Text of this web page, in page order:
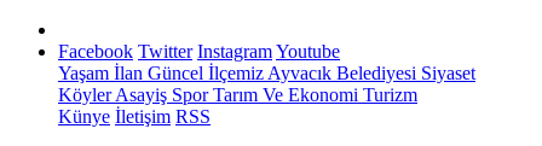
Facebook Twitter InstagramYoutube
Yaşam İlan Güncel İlçemiz Ayvacık Belediyesi Siyaset
KöylerAsayiş SporTarım Ve Ekonomi Turizm
Künye İletişim RSS